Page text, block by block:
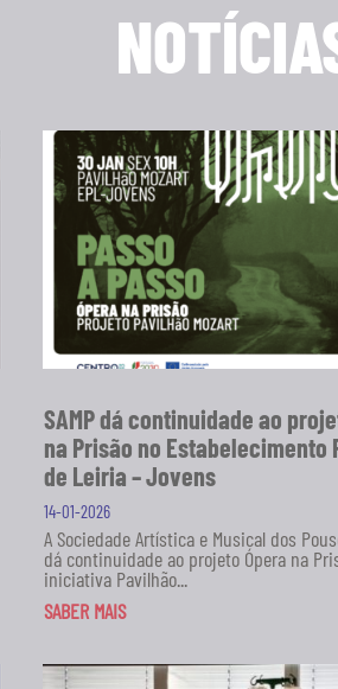
SAMP dá continuidade ao
na Prisão no Estabelecimento
de Leiria – Jovens
14-01-2026
A Sociedade Artística e Musical dos
dá continuidade ao projeto Ópera na
iniciativa Pavilhão...
SABER MAIS